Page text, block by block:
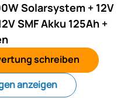
Solarsystem + 12V
SMF Akku 125Ah +
schreiben
anzeigen